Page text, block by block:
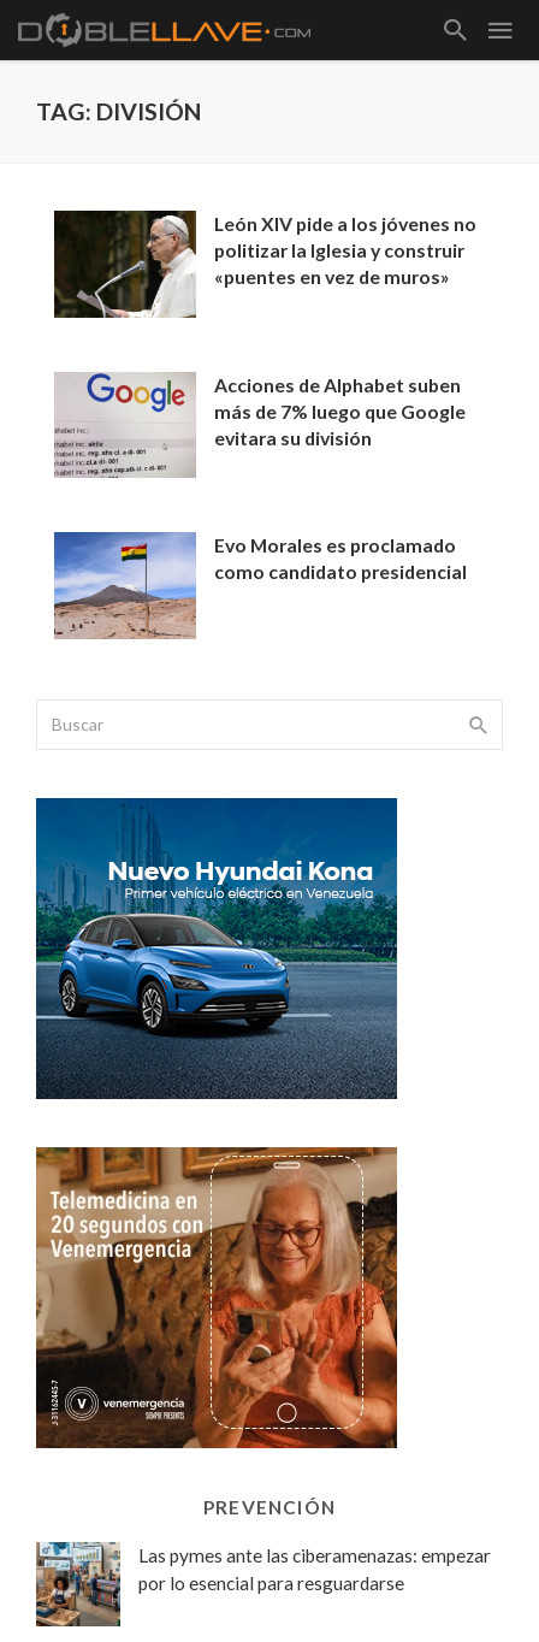
TAG: DIVISIÓN
León XIV pide a los jóvenes no
politizar la Iglesia y construir
«puentes en vez de muros»
Acciones de Alphabet suben
más de 7% luego que Google
evitara su división
Evo Morales es proclamado
como candidato presidencial
PREVENCIÓN
Las pymes ante las ciberamenazas: empezar
por lo esencial para resguardarse